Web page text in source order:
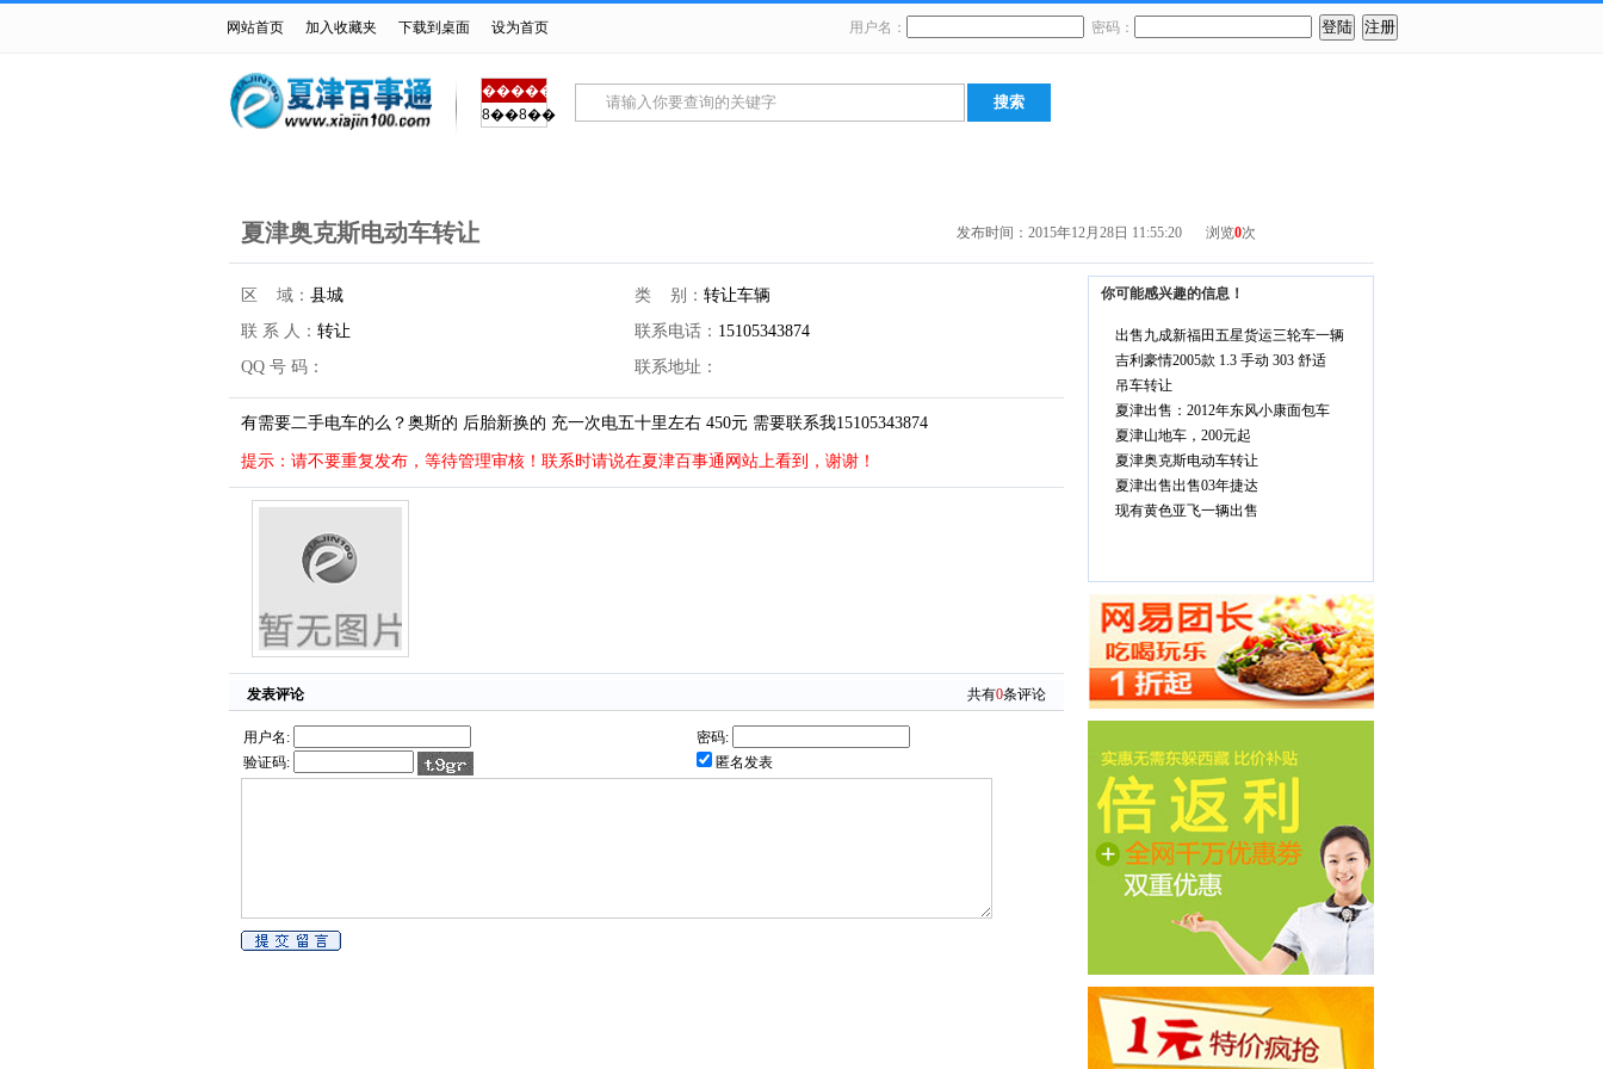
网站首页 加入收藏夹 下载到桌面 设为首页 用户名： 密码：
������
8��8��
夏津奥克斯电动车转让 发布时间：2015年12月28日 11:55:20 浏览0次
区 域： 县城 类 别： 转让车辆
联 系 人： 转让 联系电话： 15105343874
QQ 号 码：
联系地址：
有需要二手电车的么？奥斯的 后胎新换的 充一次电五十里左右 450元 需要联系我15105343874
提示：请不要重复发布，等待管理审核！联系时请说在夏津百事通网站上看到，谢谢！
发表评论 共有0条评论
用户名:
密码:
验证码:
匿名发表
你可能感兴趣的信息！
出售九成新福田五星货运三轮车一辆
吉利豪情2005款 1.3 手动 303 舒适
吊车转让
夏津出售：2012年东风小康面包车
夏津山地车，200元起
夏津奥克斯电动车转让
夏津出售出售03年捷达
现有黄色亚飞一辆出售